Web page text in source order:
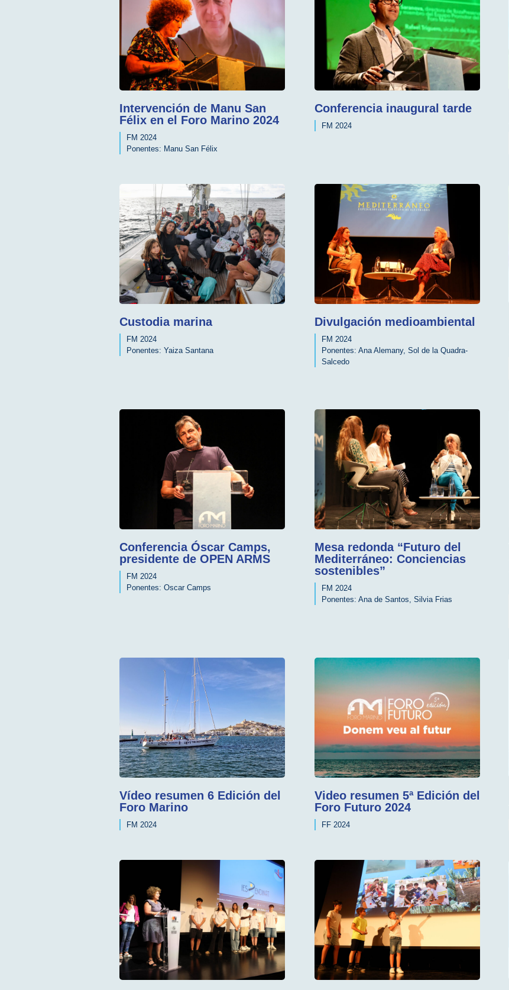
Intervención de Manu San
Félix en el Foro Marino 2024
FM 2024
Ponentes: Manu San Félix
Conferencia inaugural tarde
FM 2024
Custodia marina
FM 2024
Ponentes: Yaiza Santana
Divulgación medioambiental
FM 2024
Ponentes: Ana Alemany, Sol de la Quadra-
Salcedo
Conferencia Óscar Camps,
presidente de OPEN ARMS
FM 2024
Ponentes: Oscar Camps
Mesa redonda “Futuro del
Mediterráneo: Conciencias
sostenibles”
FM 2024
Ponentes: Ana de Santos Silvia Frias
Vídeo resumen 6 Edición del
Foro Marino
FM 2024
Video resumen 5ª Edición del
Foro Futuro 2024
FF 2024